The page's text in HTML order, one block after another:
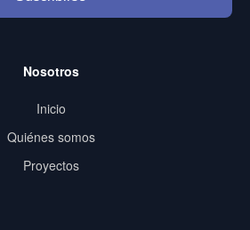
Nosotros
Inicio
Quiénes somos
Proyectos